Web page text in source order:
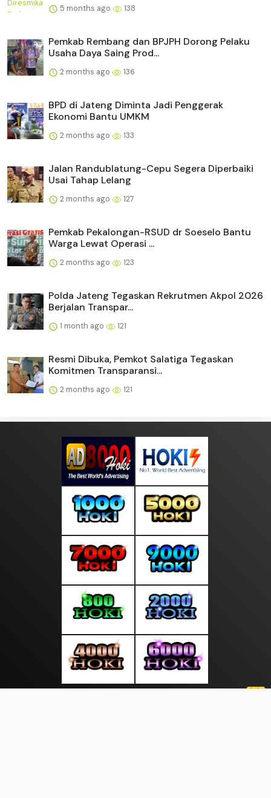
5 months ago 138
Pemkab Rembang dan BPJPH Dorong Pelaku
Usaha Daya Saing Prod...
2 months ago 136
BPD di Jateng Diminta Jadi Penggerak
Ekonomi Bantu UMKM
2 months ago 133
Jalan Randublatung-Cepu Segera Diperbaiki
Usai Tahap Lelang
2 months ago 127
Pemkab Pekalongan-RSUD dr Soeselo Bantu
Warga Lewat Operasi ...
2 months ago 123
Polda Jateng Tegaskan Rekrutmen Akpol 2026
Berjalan Transpar...
1 month ago 121
Resmi Dibuka, Pemkot Salatiga Tegaskan
Komitmen Transparansi...
2 months ago 121